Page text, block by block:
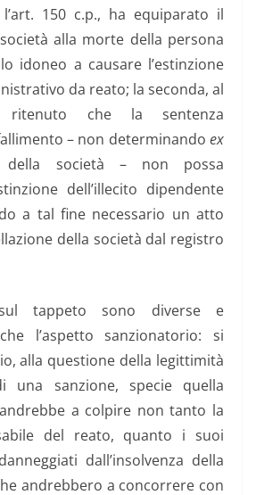
l’art. 150 c.p., ha equiparato il
alla morte della persona
idoneo a causare l’estinzione
da reato; la seconda, al
ritenuto che la sentenza
– non determinando ex
della società – non possa
dell’illecito dipendente
a tal fine necessario un atto
della società dal registro
tappeto sono diverse e
l’aspetto sanzionatorio: si
alla questione della legittimità
una sanzione, specie quella
a colpire non tanto la
del reato, quanto i suoi
dall’insolvenza della
andrebbero a concorrere con